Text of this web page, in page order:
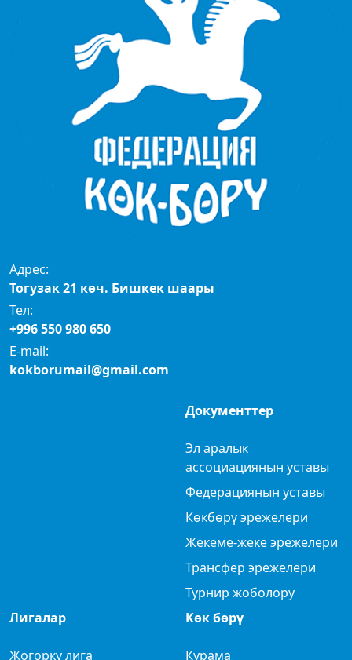
Адрес:
Тогузак 21 көч. Бишкек шаары
Тел:
+996 550 980 650
E-mail:
kokborumail@gmail.com
Документтер
Эл аралык
ассоциациянын уставы
Федерациянын уставы
Көкбөрү эрежелери
Жекеме-жеке эрежелери
Трансфер эрежелери
Турнир жоболору
Лигалар
Жогорку лига
Көк бөрү
Курама